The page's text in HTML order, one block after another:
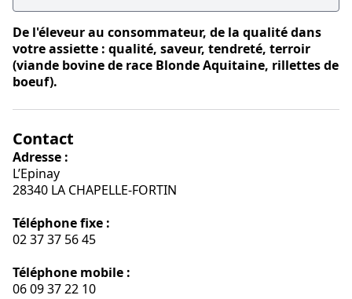
De l'éleveur au consommateur, de la qualité dans
votre assiette : qualité, saveur, tendreté, terroir
(viande bovine de race Blonde Aquitaine, rillettes de
boeuf).
Contact
Adresse :
L’Epinay
28340 LA CHAPELLE-FORTIN
Téléphone fixe :
02 37 37 56 45
Téléphone mobile :
06 09 37 22 10